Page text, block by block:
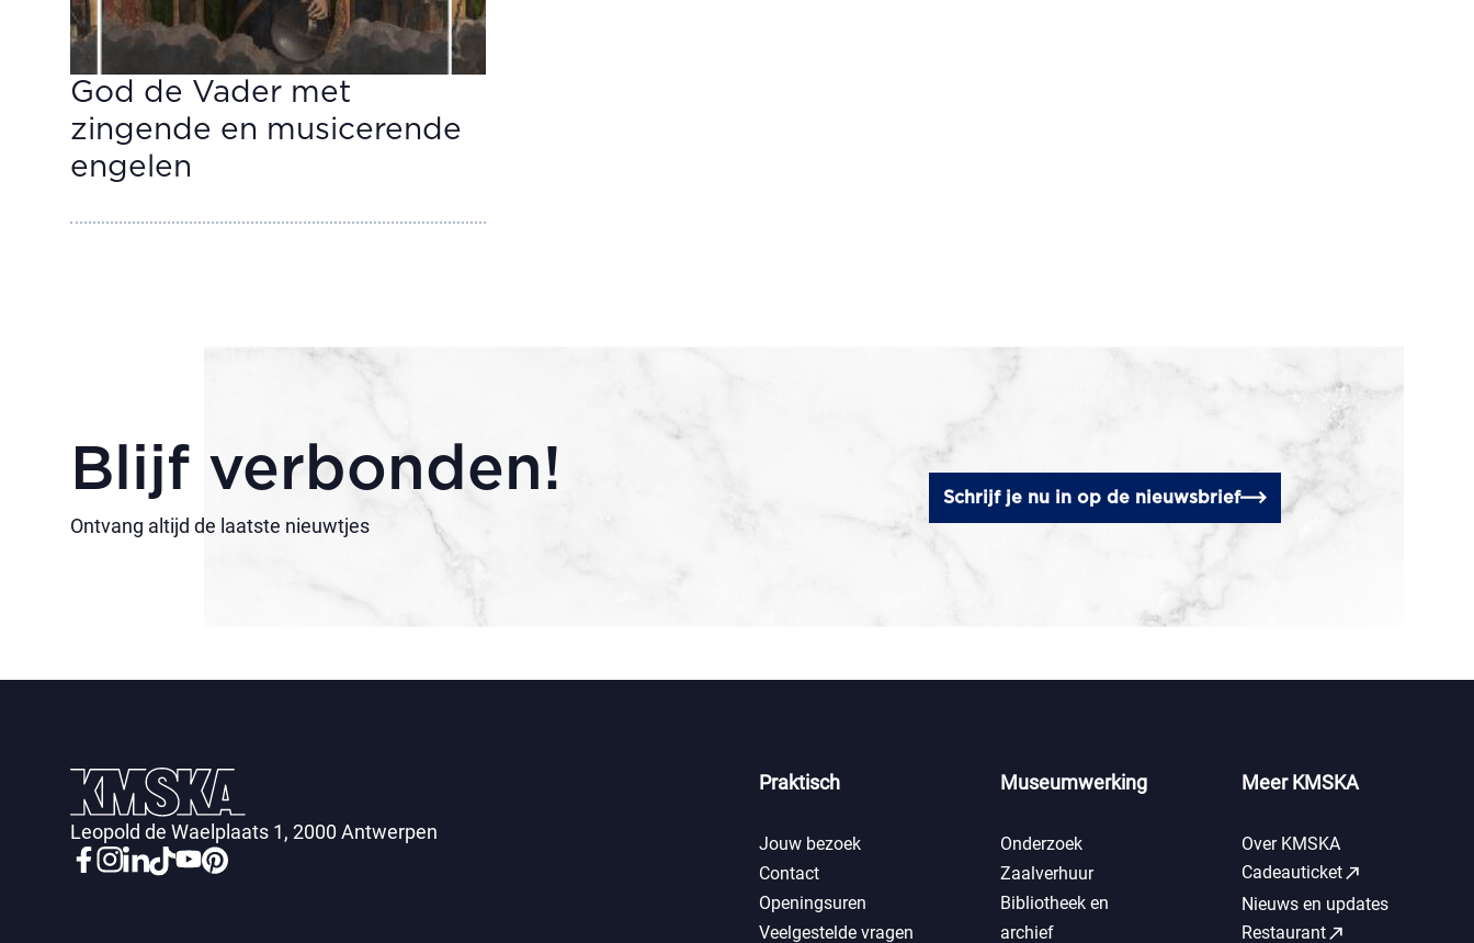
God de Vader met
zingende en musicerende
engelen
Blijf verbonden!
Ontvang altijd de laatste nieuwtjes
Schrijf je nu in op de nieuwsbrief
Leopold de Waelplaats 1, 2000 Antwerpen
Praktisch
Jouw bezoek
Contact
Openingsuren
Veelgestelde vragen
Museumwerking
Onderzoek
Zaalverhuur
Bibliotheek en
archief
Meer KMSKA
Over KMSKA
Cadeauticketcall_made
Nieuws en updates
Restaurantcall_made